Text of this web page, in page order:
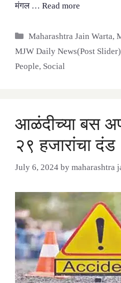
मंगल … Read more
Categories
Maharashtra Jain Warta,
MJW Daily News(Post Slider)
People, Social
आळंदीच्या बस
२९ हजारांचा दंड
July 6, 2024 by maharashtra